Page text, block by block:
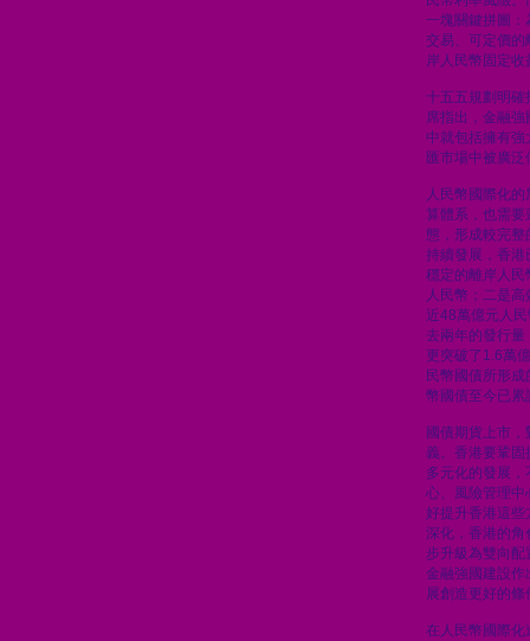
一塊關鍵拼圖：
交易、可定價的
岸人民幣固定
十五五規劃明確
席指出，金融
中就包括擁有強
匯市場中被廣
人民幣國際化
算體系，也需要
態，形成較完整
持續發展，香港
穩定的離岸人
人民幣；二是
近48萬億元人
去兩年的發行
更突破了1.6萬
民幣國債所形
幣國債至今已
國債期貨上市
義。香港要鞏固
多元化的發展
心、風險管理中
好提升香港這些
深化，香港的角
步升級為雙向配
金融強國建設作
展創造更好的條
在人民幣國際化